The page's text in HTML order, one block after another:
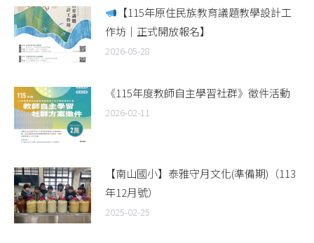
【115年原住民族教育議題教學設計工
作坊｜正式開放報名】
2026-05-28
《115年度教師自主學習社群》徵件活動
2026-02-11
【南山國小】泰雅守月文化(準備期)（113
年12月號）
2025-02-25